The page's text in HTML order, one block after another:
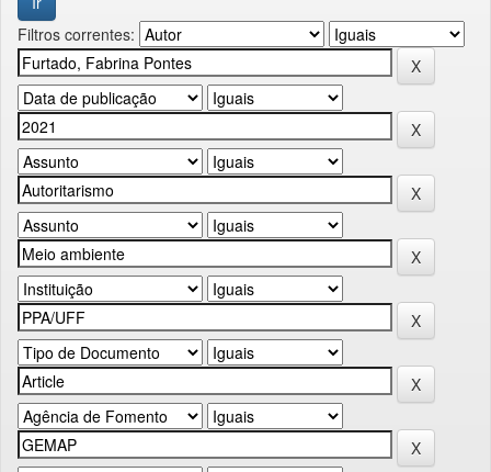
Filtros correntes: